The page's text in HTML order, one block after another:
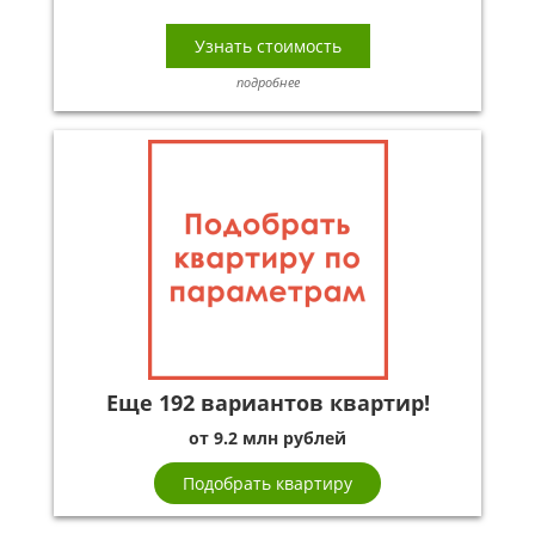
Узнать стоимость
подробнее
Еще 192 вариантов квартир!
от 9.2 млн рублей
Подобрать квартиру